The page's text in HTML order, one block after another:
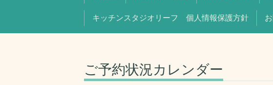
キッチンスタジオリーフ 個人情報保護方針
ご予約状況カレンダー